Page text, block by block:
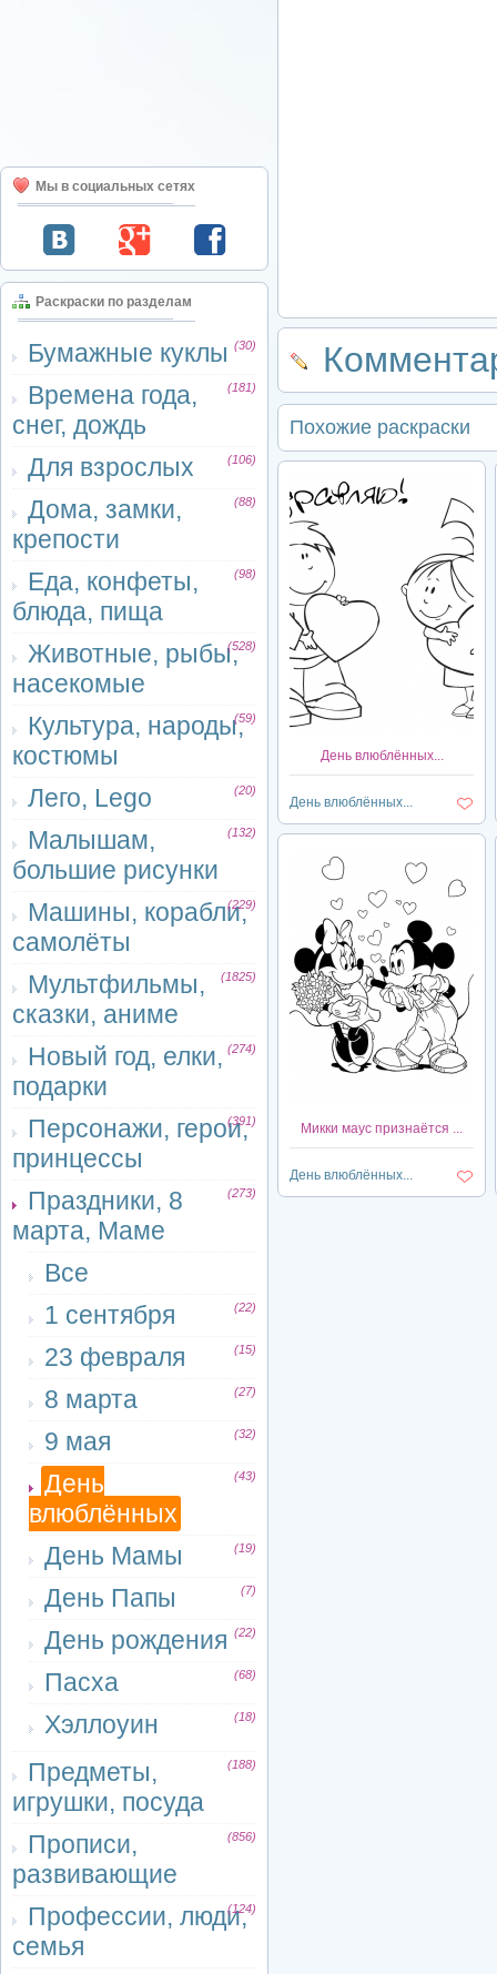
Мы в социальных сетях
Раскраски по разделам
Бумажные куклы (30)
Времена года,
снег, дождь
(181)
Для взрослых (106)
Дома, замки,
крепости
(88)
Еда, конфеты,
блюда, пища
(98)
Животные, рыбы,
насекомые
(528)
Культура, народы,
костюмы
(59)
Лего, Lego (20)
Малышам,
большие рисунки
(132)
Машины, корабли,
самолёты
(229)
Мультфильмы,
сказки, аниме
(1825)
Новый год, елки,
подарки
(274)
Персонажи, герои,
принцессы
(391)
Праздники, 8
марта, Маме
(273)
Все
1 сентября
(22)
23 февраля (15)
8 марта (27)
9 мая (32)
День
влюблённых
(43)
День Мамы (19)
День Папы (7)
День рождения (22)
Пасха (68)
Хэллоуин (18)
Предметы,
игрушки, посуда
(188)
Прописи,
развивающие
(856)
Профессии, люди,
семья
(124)
Похожие раскраски
День влюблённых...
День влюблённых...
Микки маус признаётся ...
День влюблённых...